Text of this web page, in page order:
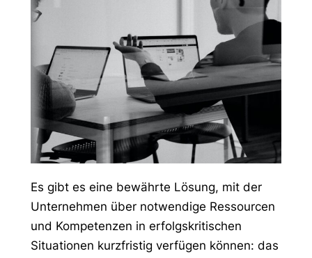
Es gibt es eine bewährte Lösung, mit der
Unternehmen über notwendige Ressourcen
und Kompetenzen in erfolgskritischen
Situationen kurzfristig verfügen können: das